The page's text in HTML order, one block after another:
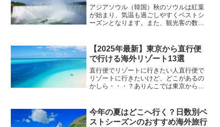
アジアソウル（韓国）秋のソウルは紅葉
が始まり、気温も過ごしやすくベストシ
ーズンとなります。また、観光客の数も
ソウルは日本より少し涼しい場合が多い
です。残暑を避けたい方...
【2025年最新】東京から直行便
で行ける海外リゾート13選
直行便でリゾートに行きたい人直行便で
リゾートに行きたいけど、どこがあるの
かしら・・・？ありんこでは東京から直
どの情報は2025年2月時点のものになりま
すアジアバリ島（イン...
今年の夏はどこへ行く？日数別ベ
ストシーズンのおすすめ海外旅行